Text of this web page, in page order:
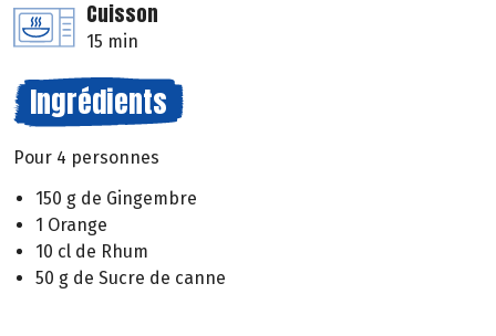
Cuisson
15 min
Ingrédients
Pour 4 personnes
150 g de Gingembre
1 Orange
10 cl de Rhum
50 g de Sucre de canne